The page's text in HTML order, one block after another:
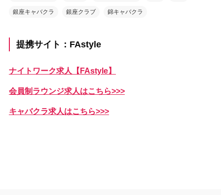
銀座キャバクラ 銀座クラブ 錦キャバクラ
提携サイト：FAstyle
ナイトワーク求人【FAstyle】
会員制ラウンジ求人はこちら>>>
キャバクラ求人はこちら>>>